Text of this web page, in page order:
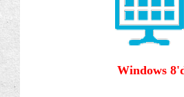
Windows